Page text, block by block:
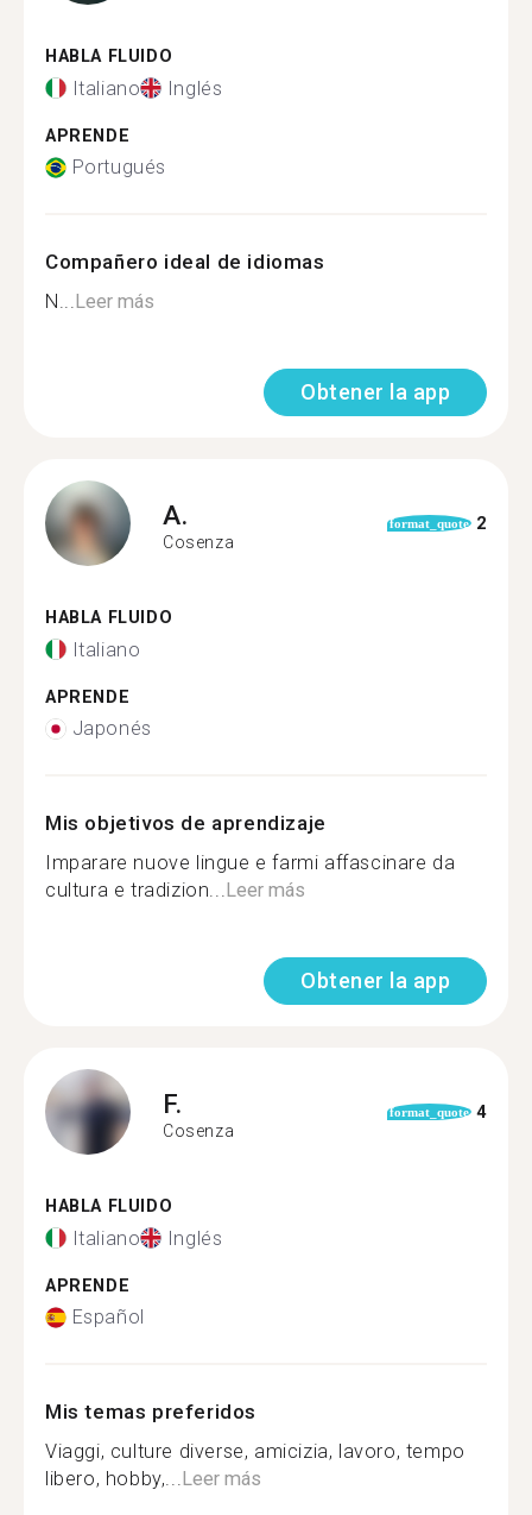
HABLA FLUIDO
Italiano Inglés
APRENDE
Portugués
Compañero ideal de idiomas
N...Leer más
Obtener la app
A.
Cosenza
format_quote 2
HABLA FLUIDO
Italiano
APRENDE
Japonés
Mis objetivos de aprendizaje
Imparare nuove lingue e farmi affascinare da
cultura e tradizion...Leer más
Obtener la app
F.
Cosenza
format_quote 4
HABLA FLUIDO
Italiano Inglés
APRENDE
Español
Mis temas preferidos
Viaggi, culture diverse, amicizia, lavoro, tempo
libero, hobby,...Leer más